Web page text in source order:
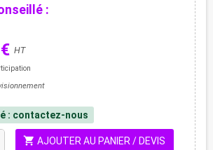
:
HT
: contactez-nous
shopping_cart AJOUTER AU PANIER / DEVIS